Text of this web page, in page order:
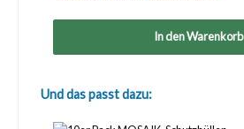
In den Warenkorb
Produktgalerie überspringen
Und das passt dazu: